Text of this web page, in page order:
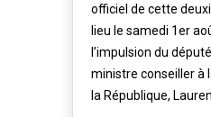
officiel de cette
lieu le samedi 1er
l’impulsion du
ministre conseiller à
la République,